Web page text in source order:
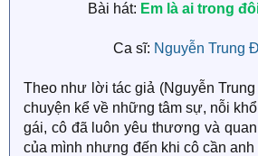
Bài hát: Em là ai trong
Ca sĩ: Nguyễn Trung
Theo như lời tác giả (Nguyễn
chuyện kể về những tâm sự, nỗi
gái, cô đã luôn yêu thương và
của mình nhưng đến khi cô cần